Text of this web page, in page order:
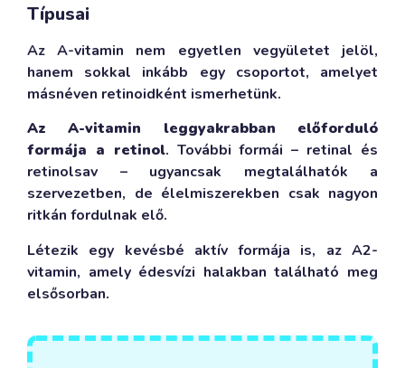
Típusai
Az A-vitamin nem egyetlen vegyületet jelöl,
hanem sokkal inkább egy csoportot, amelyet
másnéven retinoidként ismerhetünk.
Az A-vitamin leggyakrabban előforduló
formája a retinol. További formái – retinal és
retinolsav – ugyancsak megtalálhatók a
szervezetben, de élelmiszerekben csak nagyon
ritkán fordulnak elő.
Létezik egy kevésbé aktív formája is, az A2-
vitamin, amely édesvízi halakban található meg
elsősorban.